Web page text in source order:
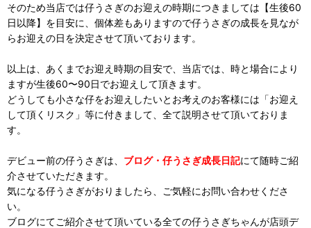
そのため当店では仔うさぎのお迎えの時期につきましては【生後60
日以降】を目安に、個体差もありますので仔うさぎの成長を見なが
らお迎えの日を決定させて頂いております。
以上は、あくまでお迎え時期の目安で、当店では、時と場合により
ますが生後60〜90日でお迎えして頂きます。
どうしても小さな仔をお迎えしたいとお考えのお客様には「お迎え
して頂くリスク」等に付きまして、全て説明させて頂いておりま
す。
デビュー前の仔うさぎは、 ブログ・仔うさぎ成長日記にて随時ご紹
介させていただきます。
気になる仔うさぎがおりましたら、ご気軽にお問い合わせくださ
い。
ブログにてご紹介させて頂いている全ての仔うさぎちゃんが店頭デ